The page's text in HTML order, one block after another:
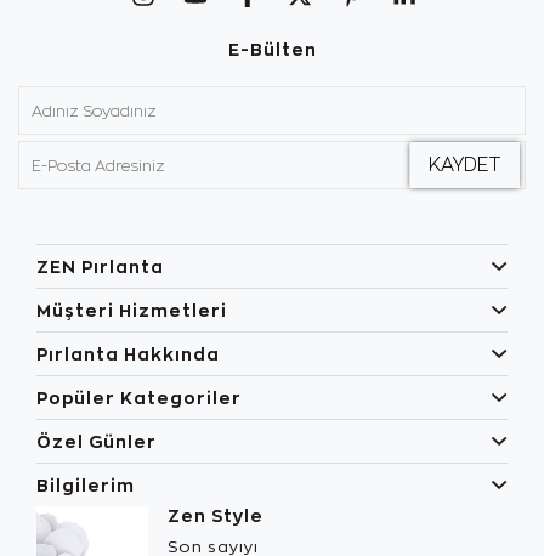
E-Bülten
ZEN Pırlanta
Müşteri Hizmetleri
Pırlanta Hakkında
Popüler Kategoriler
Özel Günler
Bilgilerim
Zen Style
Son sayıyı